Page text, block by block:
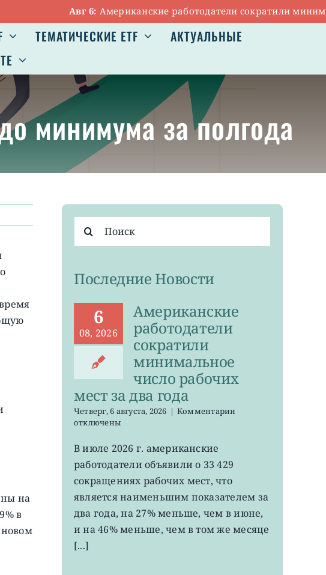
Авг 6:Американские работодатели сократили
ТЕМАТИЧЕСКИЕ ETF
АКТУАЛЬНЫЕ
минимума за полгода
на
в
поиска:
Последние Новости
6
08, 2026
Американские
работодатели
сократили
минимальное
число рабочих
мест за два года
Четверг, 6 августа, 2026 | Комментариик
мест
за
года
отключены
В июле 2026 г. американские
работодатели объявили о 33 429
сокращениях рабочих мест, что
является наименьшим показателем за
два года, на 27% меньше, чем в июне,
и на 46% меньше, чем в том же месяце
[...]